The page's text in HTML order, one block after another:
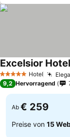
5 Sterne Hotel
Excelsior
9,2 Hervorragend
Ab € 259
Preise von 15